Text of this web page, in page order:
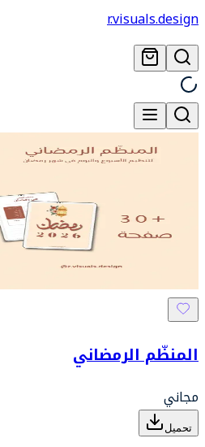
r.visuals.design
المنظّم الرمضاني
مجاني
تحميل